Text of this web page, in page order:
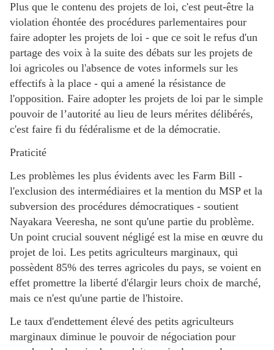
Plus que le contenu des projets de loi, c'est peut-être la
violation éhontée des procédures parlementaires pour
faire adopter les projets de loi - que ce soit le refus d'un
partage des voix à la suite des débats sur les projets de
loi agricoles ou l'absence de votes informels sur les
effectifs à la place - qui a amené la résistance de
l'opposition. Faire adopter les projets de loi par le simple
pouvoir de l’autorité au lieu de leurs mérites délibérés,
c'est faire fi du fédéralisme et de la démocratie.
Praticité
Les problèmes les plus évidents avec les Farm Bill -
l'exclusion des intermédiaires et la mention du MSP et la
subversion des procédures démocratiques - soutient
Nayakara Veeresha, ne sont qu'une partie du problème.
Un point crucial souvent négligé est la mise en œuvre du
projet de loi. Les petits agriculteurs marginaux, qui
possèdent 85% des terres agricoles du pays, se voient en
effet promettre la liberté d'élargir leurs choix de marché,
mais ce n'est qu'une partie de l'histoire.
Le taux d'endettement élevé des petits agriculteurs
marginaux diminue le pouvoir de négociation pour